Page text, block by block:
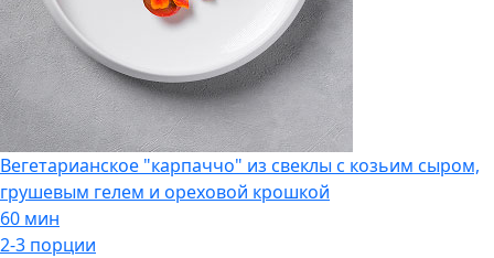
Вегетарианское "карпаччо" из свеклы с козьим сыром,
грушевым гелем и ореховой крошкой
60 мин
2-3 порции